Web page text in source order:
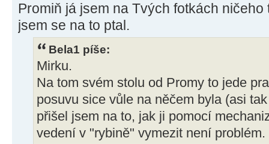
Promiň já jsem na Tvých fotkách
jsem se na to ptal.
Bela1 píše:
Mirku.
Na tom svém stolu od Promy to jede
posuvu sice vůle na něčem byla (asi
přišel jsem na to, jak ji pomocí
vedení v "rybině" vymezit není problém.